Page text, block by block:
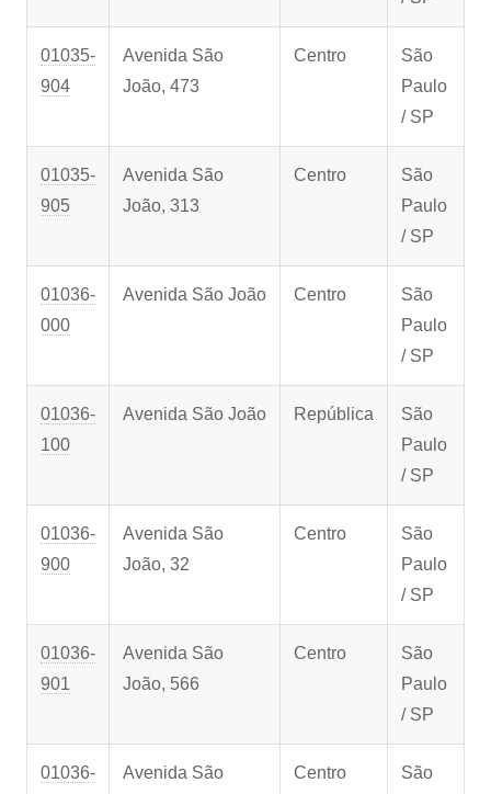
01035-
904
Avenida São
João, 473
Centro
São
Paulo
/ SP
01035-
905
Avenida São
João, 313
Centro
São
Paulo
/ SP
01036-
000
Avenida São João Centro
São
Paulo
/ SP
01036-
100
Avenida São João República
São
Paulo
/ SP
01036-
900
Avenida São
João, 32
Centro
São
Paulo
/ SP
01036-
901
Avenida São
João, 566
Centro
São
Paulo
/ SP
01036- Avenida São Centro São